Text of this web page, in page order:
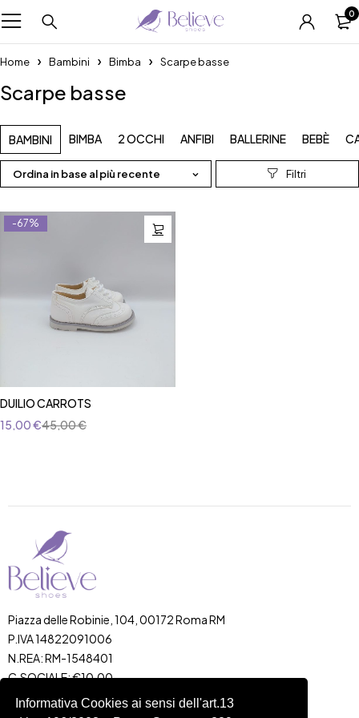
Informativa Cookies ai sensi dell'art.13
0
Home Bambini Bimba Scarpe basse
Scarpe basse
Ordina in base al più recente
BAMBINI BIMBA 2 OCCHI ANFIBI BALLERINE BEBÈ
-67%
DUILIO CARROTS
45,00€
15,00€
Piazza delle Robinie, 104, 00172 Roma RM
P.IVA 14822091006
N.REA: RM-1548401
C.SOCIALE: €10,00
334 918 4321